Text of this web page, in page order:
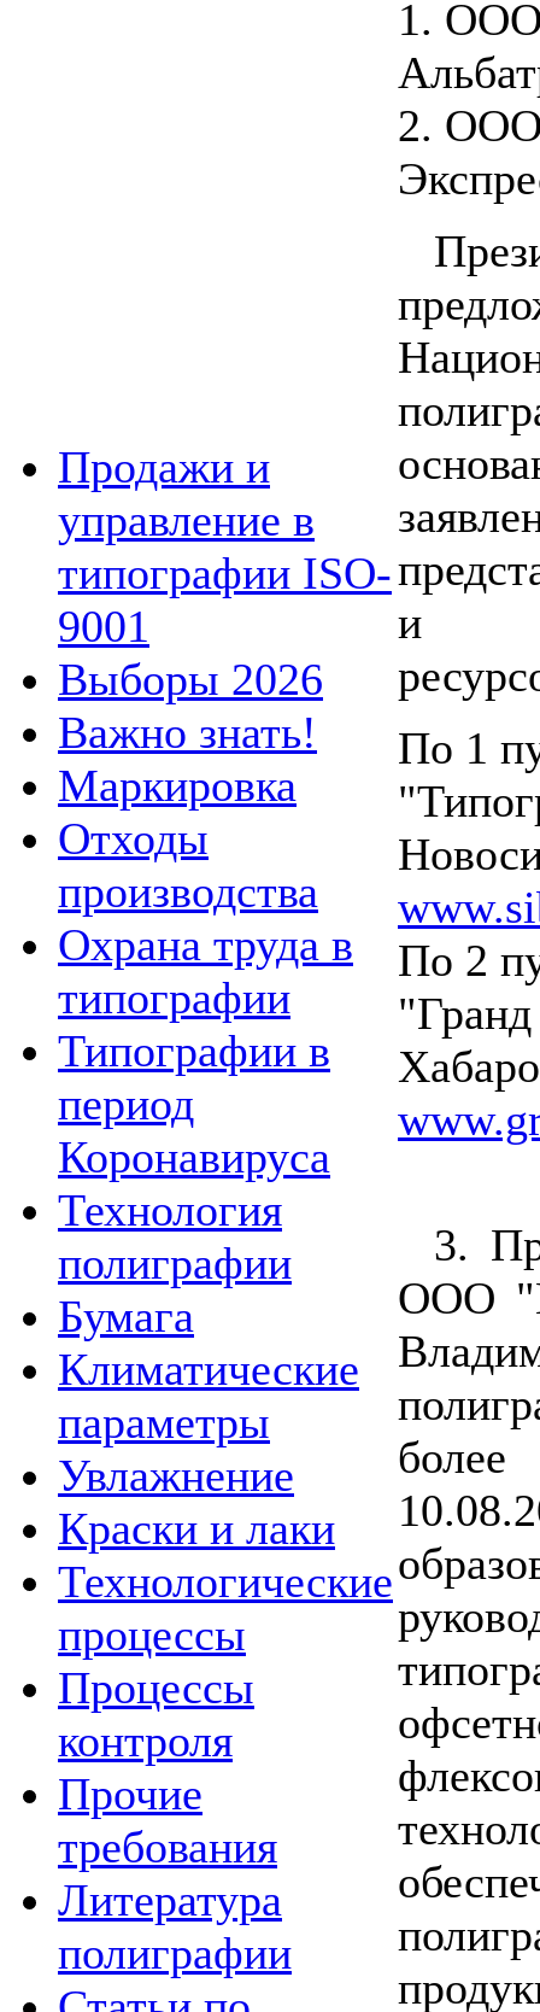
Продажи и
управление в
типографии ISO-
9001
Выборы 2026
Важно знать!
Маркировка
Отходы
производства
Охрана труда в
типографии
Типографии в
период
Коронавируса
Технология
полиграфии
Бумага
Климатические
параметры
Увлажнение
Краски и лаки
Технологические
процессы
Процессы
контроля
Прочие
требования
Литература
полиграфии
1. ООО
2.
и
По 1
По 2
3.
ООО